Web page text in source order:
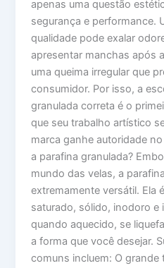
apenas uma questão
segurança e performance.
qualidade pode exalar
apresentar manchas após
uma queima irregular que
consumidor. Por isso, a
granulada correta é o
que seu trabalho artístico
marca ganhe autoridade
a parafina granulada?
mundo das velas, a
extremamente versátil. Ela
saturado, sólido, inodoro e
quando aquecido, se
a forma que você desejar.
comuns incluem: O